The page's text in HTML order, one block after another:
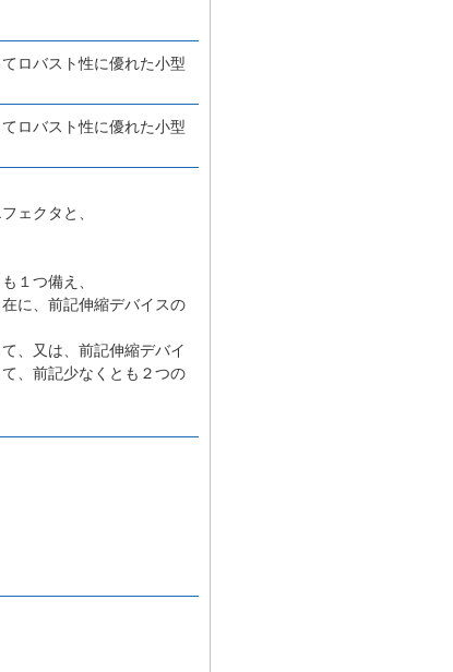
ロバスト性に優れた小型
ロバスト性に優れた小型
ェクタと、
１つ備え、
に、前記伸縮デバイスの
、又は、前記伸縮デバイ
、前記少なくとも２つの